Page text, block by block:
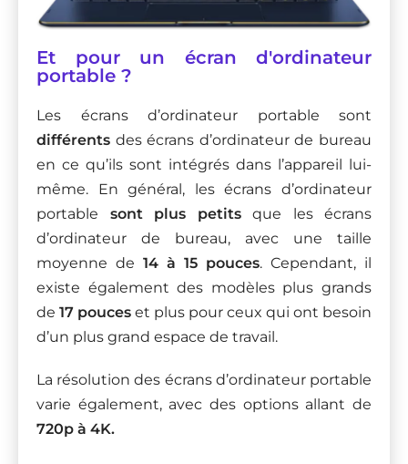
Et pour un écran d'ordinateur
portable ?
Les écrans d’ordinateur portable sont
différents des écrans d’ordinateur de bureau
en ce qu’ils sont intégrés dans l’appareil lui-
même. En général, les écrans d’ordinateur
portable sont plus petitsque les écrans
d’ordinateur de bureau, avec une taille
moyenne de 14 à 15 pouces. Cependant, il
existe également des modèles plus grands
de 17 pouces et plus pour ceux qui ont besoin
d’un plus grand espace de travail.
La résolution des écrans d’ordinateur portable
varie également, avec des options allant de
720p à 4K.